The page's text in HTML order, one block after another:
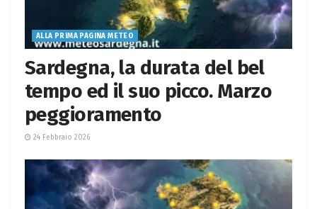
ALLA PRIMA PAGINA METEO
Sardegna, la durata del bel
tempo ed il suo picco. Marzo
peggioramento
24 Febbraio 2026